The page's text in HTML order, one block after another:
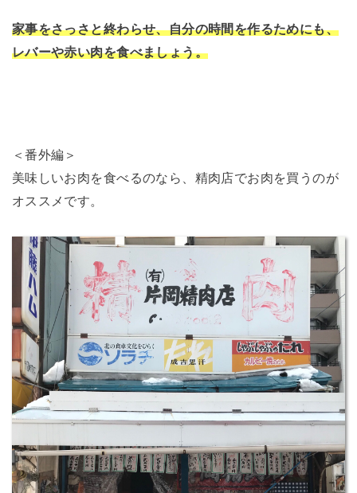
家事をさっさと終わらせ、自分の時間を作るためにも、
レバーや赤い肉を食べましょう。
＜番外編＞
美味しいお肉を食べるのなら、精肉店でお肉を買うのが
オススメです。